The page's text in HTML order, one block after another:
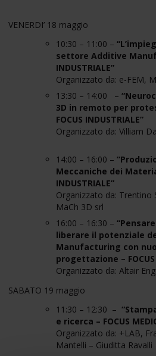
VENERDI’ 18 maggio
10:30 – 11:00 –
settore Additive
INDUSTRIALE”
Organizzato da: e-FEM,
13:30 – 14:00
–
3D in remoto per
FOCUS INDUSTRIALE”
Organizzato da: Villiam
14:00 – 16:00 –
Meccaniche dei
INDUSTRIALE”
Organizzato da: Trentino
MaCh 3D srl
16:00 – 16:30 – “
liberare il potenziale
Manufacturing con
progettazione – FOCUS
Organizzato da: Altair
SABATO 19 maggio
11:30 – 12:30 – “
e ricerca – FOCUS
Organizzato da: +LAB,
Mantelli – Giuditta Ravalli